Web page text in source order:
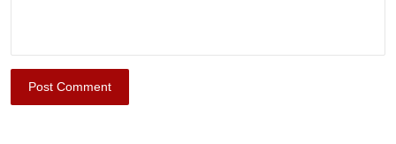
Post Comment